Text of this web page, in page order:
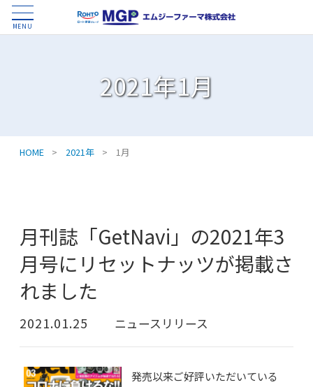
MENU
2021年1月
HOME > 2021年 > 1月
月刊誌「GetNavi」の2021年3
月号にリセットナッツが掲載さ
れました
2021.01.25 ニュースリリース
発売以来ご好評いただいている